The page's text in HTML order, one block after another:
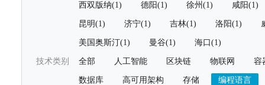
西双版纳(1) 德阳(1) 徐州(1) 咸阳(1)
昆明(1) 济宁(1) 吉林(1) 洛阳(1)
美国奥斯汀(1) 曼谷(1) 海口(1)
技术类别 全部 人工智能 区块链 物联网 容
数据库 高可用架构 存储 编程语言